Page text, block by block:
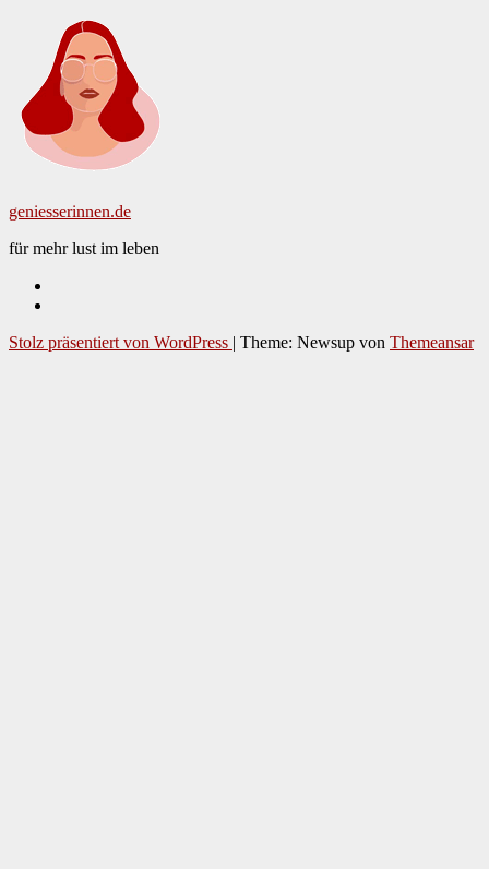
geniesserinnen.de
für mehr lust im leben
Stolz präsentiert von WordPress | Theme: Newsup von Themeansar